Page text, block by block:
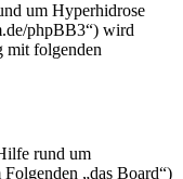
um Hyperhidrose
phpBB3“) wird
mit folgenden
rund um
„das Board“)